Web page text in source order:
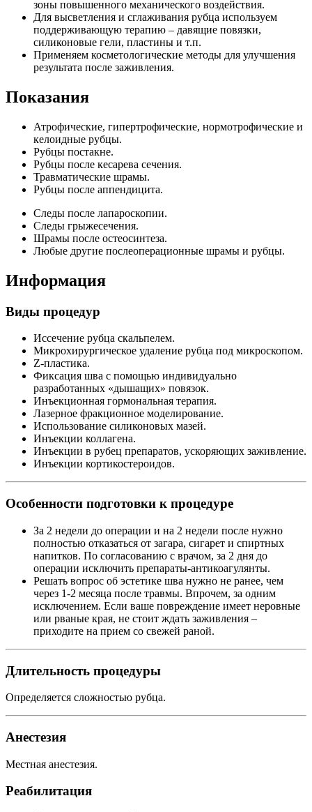
зоны повышенного механического воздействия.
Для высветления и сглаживания рубца используем
поддерживающую терапию – давящие повязки,
силиконовые гели, пластины и т.п.
Применяем косметологические методы для улучшения
результата после заживления.
Показания
Атрофические, гипертрофические, нормотрофические и
келоидные рубцы.
Рубцы постакне.
Рубцы после кесарева сечения.
Травматические шрамы.
Рубцы после аппендицита.
Следы после лапароскопии.
Следы грыжесечения.
Шрамы после остеосинтеза.
Любые другие послеоперационные шрамы и рубцы.
Информация
Виды процедур
Иссечение рубца скальпелем.
Микрохирургическое удаление рубца под микроскопом.
Z-пластика.
Фиксация шва с помощью индивидуально
разработанных «дышащих» повязок.
Инъекционная гормональная терапия.
Лазерное фракционное моделирование.
Использование силиконовых мазей.
Инъекции коллагена.
Инъекции в рубец препаратов, ускоряющих заживление.
Инъекции кортикостероидов.
Особенности подготовки к процедуре
За 2 недели до операции и на 2 недели после нужно
полностью отказаться от загара, сигарет и спиртных
напитков. По согласованию с врачом, за 2 дня до
операции исключить препараты-антикоагулянты.
Решать вопрос об эстетике шва нужно не ранее, чем
через 1-2 месяца после травмы. Впрочем, за одним
исключением. Если ваше повреждение имеет неровные
или рваные края, не стоит ждать заживления –
приходите на прием со свежей раной.
Длительность процедуры
Определяется сложностью рубца.
Анестезия
Местная анестезия.
Реабилитация